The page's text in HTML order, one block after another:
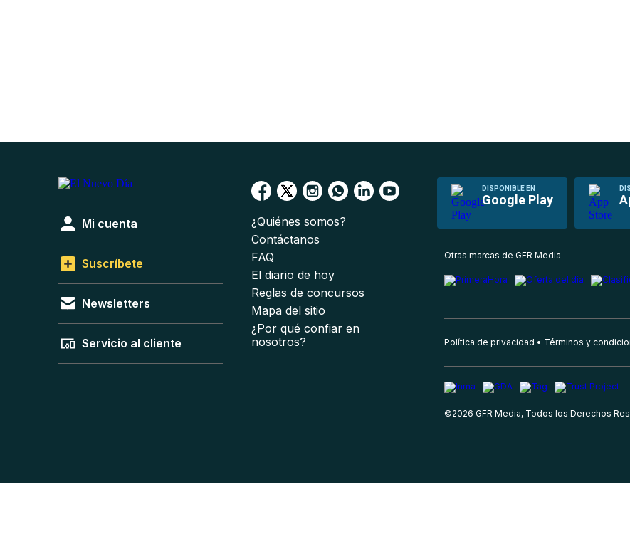
DISPONIBLE EN
Google Play
Mi cuenta
Suscríbete
Newsletters
Servicio al cliente
¿Quiénes somos?
Contáctanos
FAQ
El diario de hoy
Reglas de concursos
Mapa del sitio
¿Por qué confiar en
nosotros?
Otras marcas de GFR Media
Política de privacidad Términos y
©2026 GFR Media, Todos los Derechos